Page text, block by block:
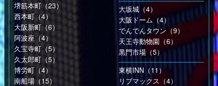
堺筋本町（23）
西本町（4）
大阪新町（6）
阿波座（4）
久宝寺町（5）
久太郎町（5）
博労町（4）
南船場（15）
大坂城（4）
大阪ドーム（4）
でんでんタウン（9）
天王寺動物園（6）
黒門市場（5）
東横INN（11）
リブマックス（4）